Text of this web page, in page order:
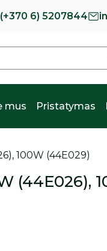
(+370 6) 5207844
mus Pristatymas
100W (44E029)
(44E026),